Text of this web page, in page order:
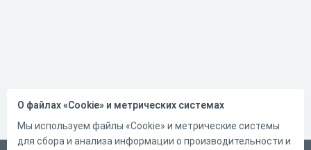
О файлах «Cookie» и метрических системах
Мы используем файлы «Cookie» и метрические системы
для сбора и анализа информации о производительности и